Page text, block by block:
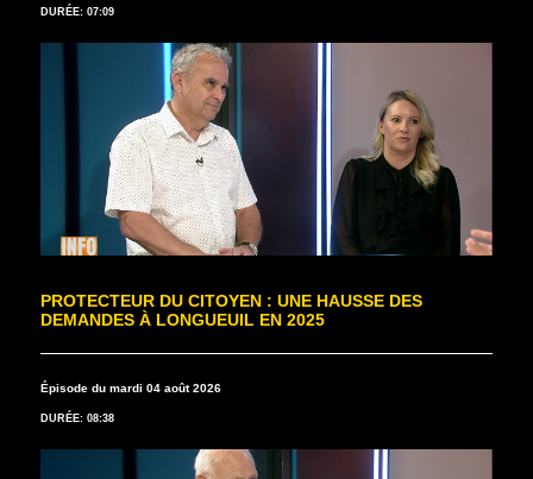
DURÉE: 07:09
PROTECTEUR DU CITOYEN : UNE HAUSSE DES
DEMANDES À LONGUEUIL EN 2025
Épisode du mardi 04 août 2026
DURÉE: 08:38